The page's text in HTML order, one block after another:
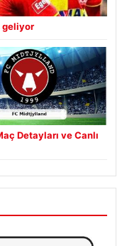
geliyor
Detayları ve Canlı